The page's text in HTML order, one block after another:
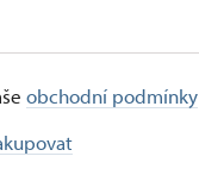
obchodní podmínky